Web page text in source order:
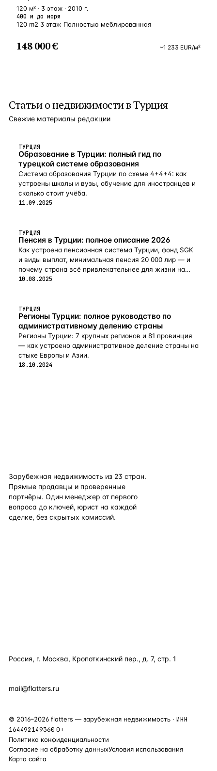
120 м² · 3 этаж · 2010 г.
400 м до моря
120 m2 3 этаж Полностью меблированная
148 000 € ~1 233 EUR/м²
Статьи онедвижимости в Турция
Свежие материалы редакции
ТУРЦИЯ
Образование в Турции: полный гид по
турецкой системе образования
Система образования Турции по схеме 4+4+4: как
устроены школы и вузы, обучение для иностранцев и
сколько стоит учёба.
11.09.2025
ТУРЦИЯ
Пенсия в Турции: полное описание 2026
Как устроена пенсионная система Турции, фонд SGK
и виды выплат, минимальная пенсия 20 000 лир — и
почему страна всё привлекательнее для жизни на
пенсии в 2026-м.
10.08.2025
ТУРЦИЯ
Регионы Турции: полное руководство по
административному делению страны
Регионы Турции: 7 крупных регионов и 81 провинция
— как устроено административное деление страны на
стыке Европы и Азии.
18.10.2024
Зарубежная недвижимость из 23 стран.
Прямые продавцы и проверенные
партнёры. Один менеджер от первого
вопроса до ключей, юрист на каждой
сделке, без скрытых комиссий.
Россия, г. Москва, Кропоткинский пер., д. 7, стр. 1
mail@flatters.ru
© 2016–2026 flatters — зарубежная недвижимость · ИНН
164492149360 0+
Политика конфиденциальности
Согласие на обработку данныхУсловия использования
Карта сайта